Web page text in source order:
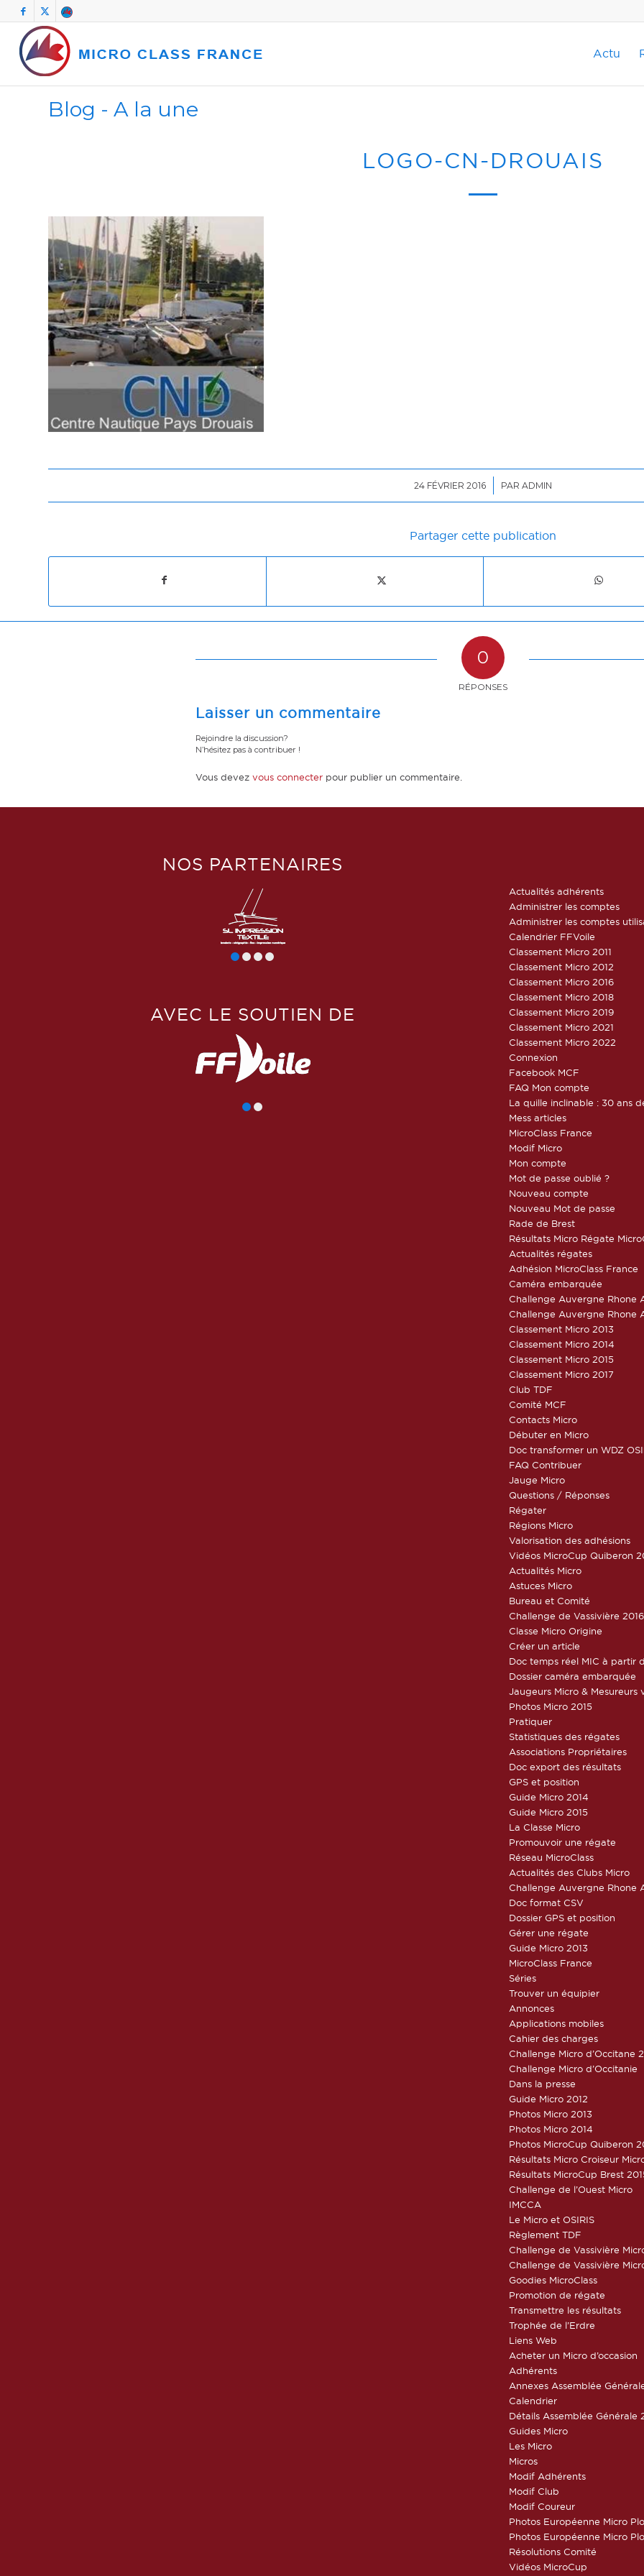
Actu
Blog - A la une
LOGO-CN-DROUAIS
24 FÉVRIER 2016
/ PAR ADMIN
Partager cette publication
0
RÉPONSES
Laisser un commentaire
Rejoindre la discussion?
N’hésitez pas à contribuer !
Vous devez vous connecter pour publier un commentaire.
NOS PARTENAIRES
AVEC LE SOUTIEN DE
Actualités adhérents
Administrer les comptes
Administrer les comptes
Calendrier FFVoile
Classement Micro 2011
Classement Micro 2012
Classement Micro 2016
Classement Micro 2018
Classement Micro 2019
Classement Micro 2021
Classement Micro 2022
Connexion
Facebook MCF
FAQ Mon compte
La quille inclinable : 30 ans
Mess articles
MicroClass France
Modif Micro
Mon compte
Mot de passe oublié ?
Nouveau compte
Nouveau Mot de passe
Rade de Brest
Résultats Micro Régate
Actualités régates
Adhésion MicroClass France
Caméra embarquée
Challenge Auvergne Rhone
Challenge Auvergne Rhone
Classement Micro 2013
Classement Micro 2014
Classement Micro 2015
Classement Micro 2017
Club TDF
Comité MCF
Contacts Micro
Débuter en Micro
Doc transformer un WDZ
FAQ Contribuer
Jauge Micro
Questions / Réponses
Régater
Régions Micro
Valorisation des adhésions
Vidéos MicroCup Quiberon
Actualités Micro
Astuces Micro
Bureau et Comité
Challenge de Vassivière 2016
Classe Micro Origine
Créer un article
Doc temps réel MIC à partir
Dossier caméra embarquée
Jaugeurs Micro & Mesureurs
Photos Micro 2015
Pratiquer
Statistiques des régates
Associations Propriétaires
Doc export des résultats
GPS et position
Guide Micro 2014
Guide Micro 2015
La Classe Micro
Promouvoir une régate
Réseau MicroClass
Actualités des Clubs Micro
Challenge Auvergne Rhone
Doc format CSV
Dossier GPS et position
Gérer une régate
Guide Micro 2013
MicroClass France
Séries
Trouver un équipier
Annonces
Applications mobiles
Cahier des charges
Challenge Micro d’Occitane
Challenge Micro d’Occitanie
Dans la presse
Guide Micro 2012
Photos Micro 2013
Photos Micro 2014
Photos MicroCup Quiberon
Résultats Micro Croiseur
Résultats MicroCup Brest
Challenge de l’Ouest Micro
IMCCA
Le Micro et OSIRIS
Règlement TDF
Challenge de Vassivière
Challenge de Vassivière
Goodies MicroClass
Promotion de régate
Transmettre les résultats
Trophée de l’Erdre
Liens Web
Acheter un Micro d’occasion
Adhérents
Annexes Assemblée
Calendrier
Détails Assemblée Générale
Guides Micro
Les Micro
Micros
Modif Adhérents
Modif Club
Modif Coureur
Photos Européenne Micro
Photos Européenne Micro
Résolutions Comité
Vidéos MicroCup